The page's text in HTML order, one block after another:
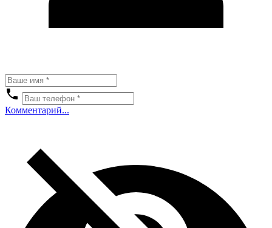
Комментарий...